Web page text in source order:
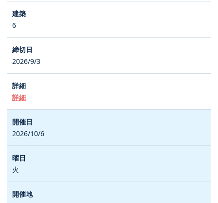
6
2026/9/3
詳細
2026/10/6
火